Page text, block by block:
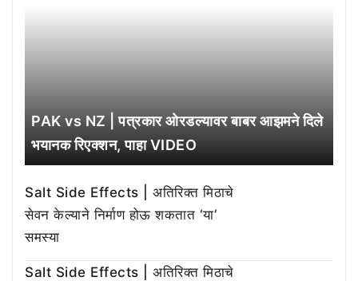
PAK vs NZ | पत्रकार ओरडल्यावर बाबर आझमने दिले
भयानक रिएक्शन, पाहा VIDEO
Salt Side Effects | अतिरिक्त मिठाचे
सेवन केल्याने निर्माण होऊ शकतात ‘या’
समस्या
Salt Side Effects | अतिरिक्त मिठाचे